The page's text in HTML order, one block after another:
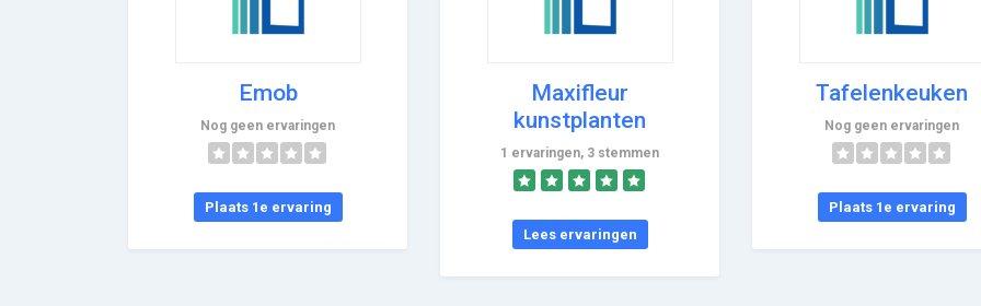
Emob
Nog geen ervaringen
Plaats 1e ervaring
Maxifleur
kunstplanten
1 ervaringen, 3 stemmen
Lees ervaringen
Tafelenkeuken
Nog geen ervaringen
Plaats 1e ervaring